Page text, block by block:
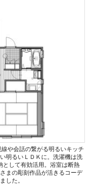
や会話の繋がる明るいキッチ
明るいＬＤＫに。洗濯機は洗
として有効活用。浴室は断熱
まの彫刻作品が活きるコーデ
した。